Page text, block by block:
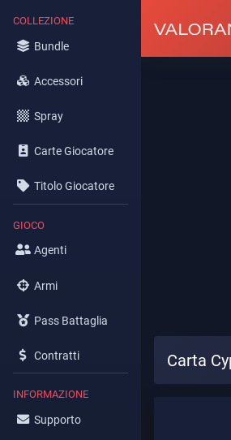
COLLEZIONE
Bundle
Accessori
Spray
Carte Giocatore
Titolo Giocatore
GIOCO
Agenti
Armi
Pass Battaglia
Contratti
INFORMAZIONE
Supporto
Carta